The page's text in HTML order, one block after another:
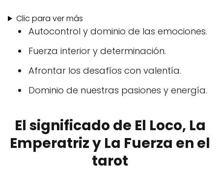
Clic para ver más
Autocontrol y dominio de las emociones.
Fuerza interior y determinación.
Afrontar los desafíos con valentía.
Dominio de nuestras pasiones y energía.
El significado de El Loco, La
Emperatriz y La Fuerza en el
tarot